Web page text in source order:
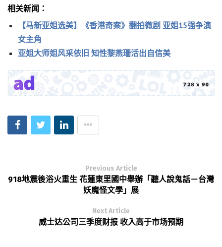
相关新闻：
【马新亚姐选美】《香港奇案》翻拍微剧 亚姐15强争演
女主角
亚姐大师姐风采依旧 知性黎燕珊活出自信美
Previous Article
918地震後浴火重生 花蓮東里國中舉辦「聽人說鬼話－台灣
妖魔怪文學」展
Next Article
威士达公司三季度财报 收入高于市场预期